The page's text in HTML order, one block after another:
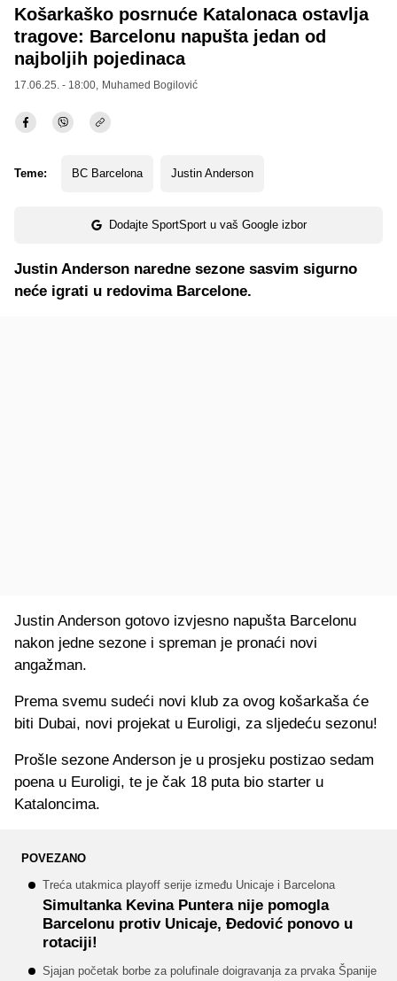
Košarkaško posrnuće Katalonaca ostavlja
tragove: Barcelonu napušta jedan od
najboljih pojedinaca
17.06.25. - 18:00, Muhamed Bogilović
Teme: BC Barcelona Justin Anderson
Dodajte SportSport u vaš Google izbor
Justin Anderson naredne sezone sasvim sigurno
neće igrati u redovima Barcelone.
Justin Anderson gotovo izvjesno napušta Barcelonu
nakon jedne sezone i spreman je pronaći novi
angažman.
Prema svemu sudeći novi klub za ovog košarkaša će
biti Dubai, novi projekat u Euroligi, za sljedeću sezonu!
Prošle sezone Anderson je u prosjeku postizao sedam
poena u Euroligi, te je čak 18 puta bio starter u
Kataloncima.
POVEZANO
Treća utakmica playoff serije između Unicaje i Barcelona
Simultanka Kevina Puntera nije pomogla
Barcelonu protiv Unicaje, Đedović ponovo u
rotaciji!
Sjajan početak borbe za polufinale doigravanja za prvaka Španije